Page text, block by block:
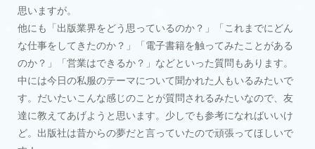
思いますが。
他にも「出版業界をどう思っているのか？」「これまでにどん
な仕事をしてきたのか？」「電子書籍を触ってみたことがある
のか？」「営業はできるか？」などといった質問もあります。
中には今日の私服のテーマについて聞かれた人もいるみたいで
す。だいたいこんな感じのことが質問されるみたいなので、友
達に教えてあげようと思います。少しでも参考になればいいけ
ど。出版社は昔からの夢だと言っていたので頑張ってほしいで